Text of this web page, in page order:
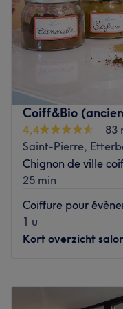
Zondag
Profitez de 1 heure
salon : Parking
Coiff&Bio
4,4
83
Saint-Pierre,
Chignon de ville
25 min
Coiffure pour
1 u
Kort overzicht